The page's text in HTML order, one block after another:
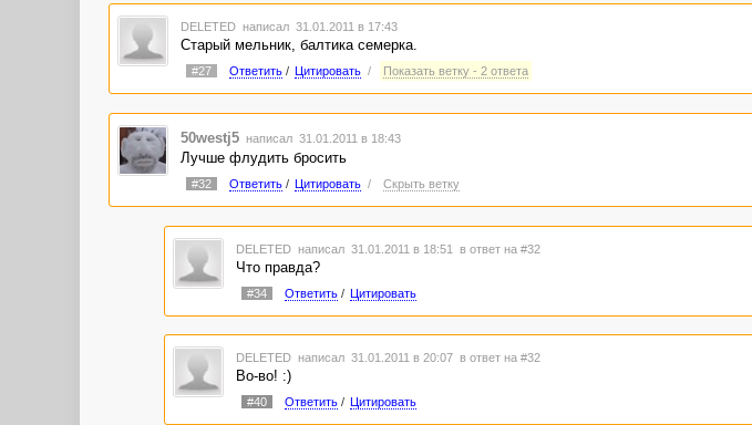
DELETED написал 31.01.2011 в 17:43
Старый мельник, балтика семерка.
#27 Ответить/ Цитировать / Показать ветку - 2 ответа
50westj5 написал 31.01.2011 в 18:43
Лучше флудить бросить
#32 Ответить/ Цитировать / Скрыть ветку
DELETED написал 31.01.2011 в 18:51 в ответ на #32
Что правда?
#34 Ответить/ Цитировать
DELETED написал 31.01.2011 в 20:07 в ответ на #32
Во-во! :)
#40 Ответить/ Цитировать